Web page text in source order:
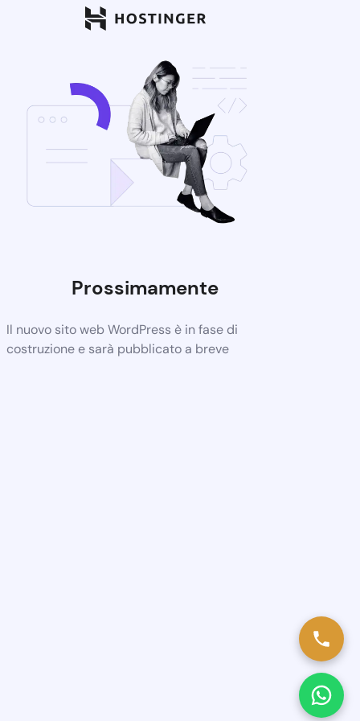
Prossimamente
Il nuovo sito web WordPress è in fase di
costruzione e sarà pubblicato a breve